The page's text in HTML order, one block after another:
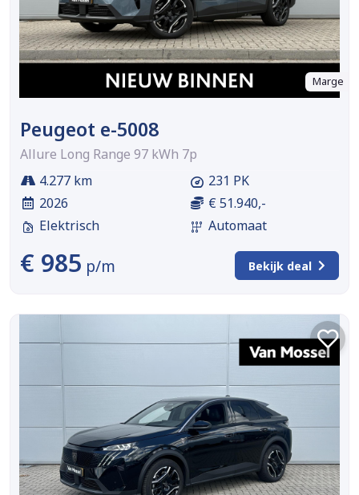
Marge
Peugeot e-5008
Allure Long Range 97 kWh 7p
4.277 km
2026
Elektrisch
231 PK
€ 51.940,-
Automaat
€ 985 p/m Bekijk deal